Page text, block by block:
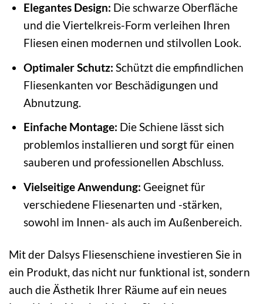
Elegantes Design: Die schwarze Oberfläche
und die Viertelkreis-Form verleihen Ihren
Fliesen einen modernen und stilvollen Look.
Optimaler Schutz: Schützt die empfindlichen
Fliesenkanten vor Beschädigungen und
Abnutzung.
Einfache Montage: Die Schiene lässt sich
problemlos installieren und sorgt für einen
sauberen und professionellen Abschluss.
Vielseitige Anwendung: Geeignet für
verschiedene Fliesenarten und -stärken,
sowohl im Innen- als auch im Außenbereich.
Mit der Dalsys Fliesenschiene investieren Sie in
ein Produkt, das nicht nur funktional ist, sondern
auch die Ästhetik Ihrer Räume auf ein neues